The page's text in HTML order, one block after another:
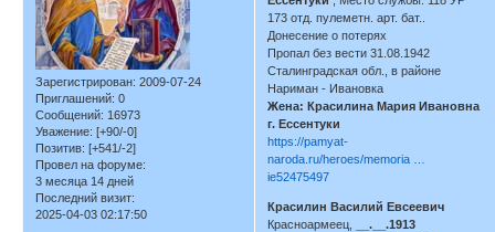
Зарегистрирован: 2009-07-24
Приглашений: 0
Сообщений: 16973
Уважение: [+90/-0]
Позитив: [+541/-2]
Провел на форуме:
3 месяца 14 дней
Последний визит:
2025-04-03 02:17:50
173 отд. пулеметн. арт. бат..
Донесение о потерях
Пропал без вести 31.08.1942
Сталинградская обл., в районе
Нариман - Ивановка
Жена: Красилина Мария Ивановна
г. Ессентуки
https://pamyat-
naroda.ru/heroes/memoria …
ie52475497
Красилин Василий Евсеевич
Красноармеец,
__.__.1913